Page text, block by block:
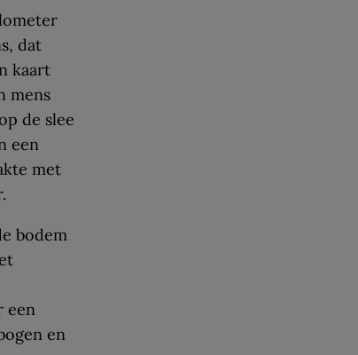
dat
kaart
mens
de slee
een
met
bodem
een
en